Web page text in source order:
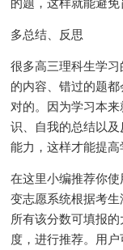
的题，这样就能避免
多总结、反思
很多高三理科生学
的内容、错过的题
对的。因为学习本
识、自我的总结以
能力，这样才能提高
在这里小编推荐你
变志愿系统根据考
所有该分数可填报
度，进行推荐。用